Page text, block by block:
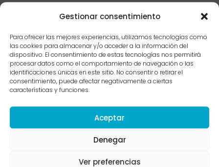
Gestionar consentimiento
Para ofrecer las mejores experiencias, utilizamos tecnologías como
las cookies para almacenar y/o acceder a la información del
dispositivo. El consentimiento de estas tecnologías nos permitirá
procesar datos como el comportamiento de navegación o las
identificaciones únicas en este sitio. No consentir o retirar el
consentimiento, puede afectar negativamente a ciertas
características y funciones.
Aceptar
Denegar
Ver preferenciasENLACES DE INTERÉS